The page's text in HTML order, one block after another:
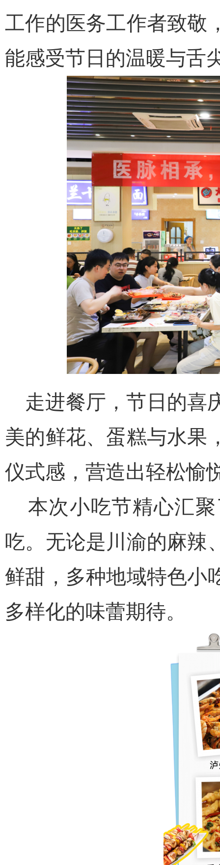
工作的医务工作者致敬
能感受节日的温暖与舌
走进餐厅，节日的喜
美的鲜花、蛋糕与水果
仪式感，营造出轻松愉
本次小吃节精心汇聚
吃。无论是川渝的麻辣
鲜甜，多种地域特色小
多样化的味蕾期待。